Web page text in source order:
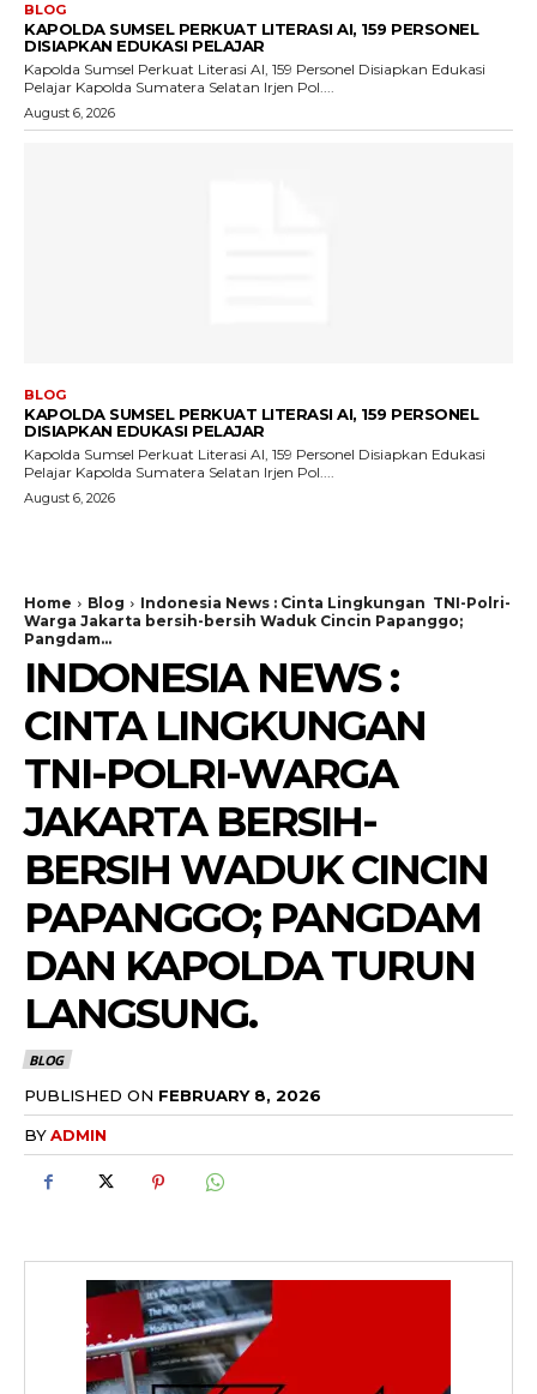
BLOG
KAPOLDA SUMSEL PERKUAT LITERASI AI, 159 PERSONEL
DISIAPKAN EDUKASI PELAJAR
Kapolda Sumsel Perkuat Literasi AI, 159 Personel Disiapkan Edukasi
Pelajar Kapolda Sumatera Selatan Irjen Pol....
August 6, 2026
BLOG
KAPOLDA SUMSEL PERKUAT LITERASI AI, 159 PERSONEL
DISIAPKAN EDUKASI PELAJAR
Kapolda Sumsel Perkuat Literasi AI, 159 Personel Disiapkan Edukasi
Pelajar Kapolda Sumatera Selatan Irjen Pol....
August 6, 2026